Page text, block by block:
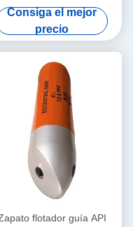
aluminio 7" 13,72 mm API
& N80 LTC para campos
de petróleo y gas
Consiga el mejor
precio
flotador guía API